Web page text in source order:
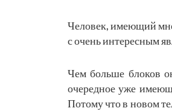
Человек, имеющий
с очень интересным
Чем больше блоков
очередное уже
Потому что в новом